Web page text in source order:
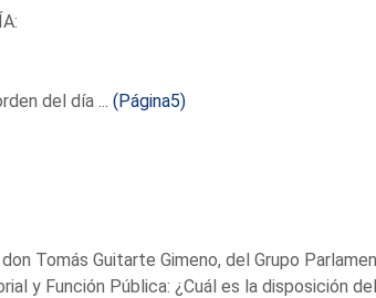
del día ... (Página5)
Tomás Guitarte Gimeno, del Grupo
y Función Pública: ¿Cuál es la disposición